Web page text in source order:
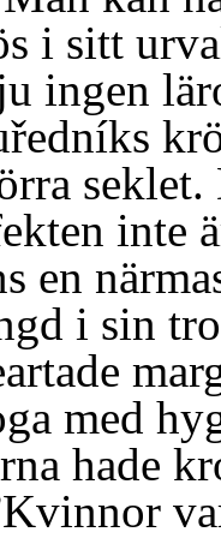
i sitt
ingen
seklet.
inte
en
i sin
med
hade